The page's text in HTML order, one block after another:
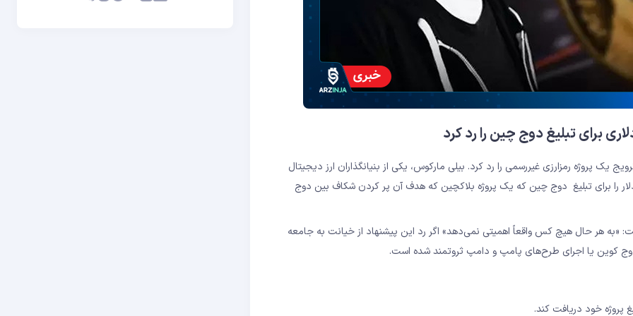
پروژه رمزارزی غیررسمی را رد کرد. بیلی مارکوس، یکی از بنیانگذاران ارز دیجیتال
10 میلیارد دوج کوین، به ارزش حدود 14 میلیون دلار را برای تبلیغ دوج چین که یک پروژه بلاکچین که هدف آن پر کردن شکاف بین دوج
«به هر حال هیچ کس واقعاً اهمیتی نمی‌دهد» اگر رد این پیشنهاد از خیانت به جامعه
کوین یا اجرای طرح‌های پامپ و دامپ ثروتمند شده است.